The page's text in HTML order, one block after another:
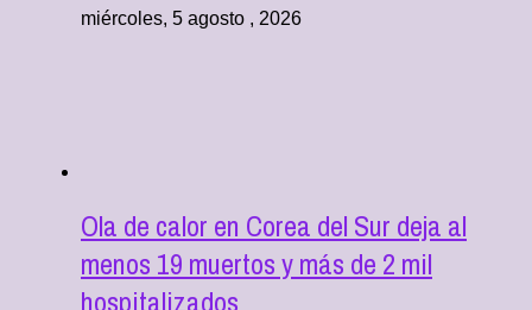
miércoles, 5 agosto , 2026
Ola de calor en Corea del Sur deja al
menos 19 muertos y más de 2 mil
hospitalizados